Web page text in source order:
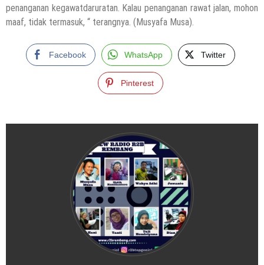
penanganan kegawatdaruratan. Kalau penanganan rawat jalan, mohon
maaf, tidak termasuk, “ terangnya. (Musyafa Musa).
Facebook WhatsApp Twitter
Pinterest